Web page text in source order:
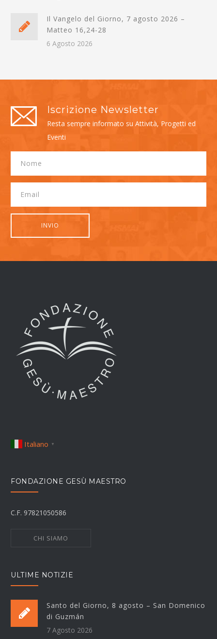
Il Vangelo del Giorno, 7 agosto 2026 –
Matteo 16,24-28
6 Agosto 2026
Iscrizione Newsletter
Resta sempre informato su Attività, Progetti ed
Eventi
Italiano ▼
FONDAZIONE GESÙ MAESTRO
C.F. 97821050586
CHI SIAMO
ULTIME NOTIZIE
Santo del Giorno, 8 agosto – San Domenico
di Guzmán
7 Agosto 2026